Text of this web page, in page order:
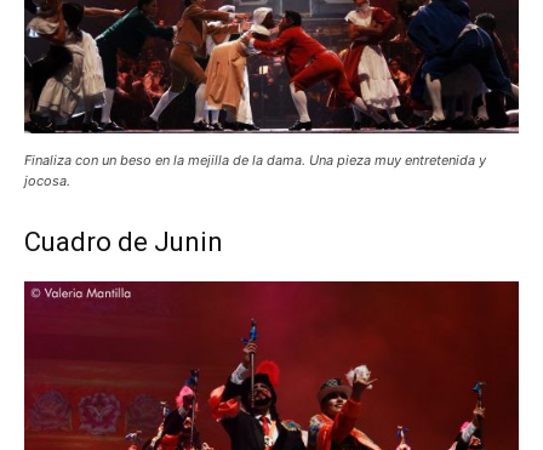
Finaliza con un beso en la mejilla de la dama. Una pieza muy entretenida y
jocosa.
Cuadro de Junin